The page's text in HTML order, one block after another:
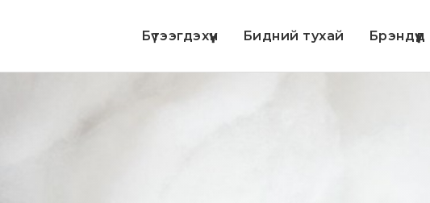
Бүтээгдэхүүн Бидний тухай Брэндүүд